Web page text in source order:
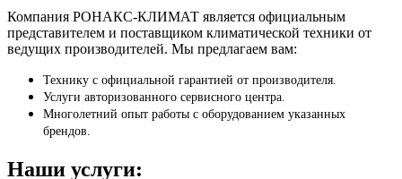
Компания РОНАКС-КЛИМАТ является официальным
представителем и поставщиком климатической техники от
ведущих производителей. Мы предлагаем вам:
Технику с официальной гарантией от производителя.
Услуги авторизованного сервисного центра.
Многолетний опыт работы с оборудованием указанных
брендов.
Наши услуги: